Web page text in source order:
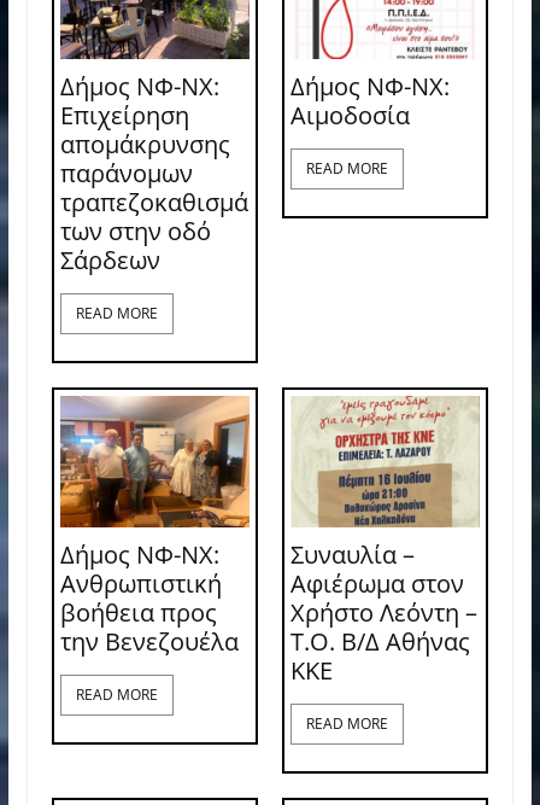
Δήμος ΝΦ-ΝΧ:
Επιχείρηση
απομάκρυνσης
παράνομων
τραπεζοκαθισμά
των στην οδό
Σάρδεων
READ MORE
Δήμος ΝΦ-ΝΧ:
Aιμοδοσία
READ MORE
Δήμος ΝΦ-ΝΧ:
Ανθρωπιστική
βοήθεια προς
την Βενεζουέλα
READ MORE
Συναυλία –
Αφιέρωμα στον
Χρήστο Λεόντη –
Τ.Ο. Β/Δ Αθήνας
ΚΚΕ
READ MORE